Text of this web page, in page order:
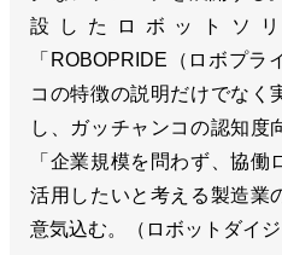
設したロボットソ
「ROBOPRIDE（ロボプ
コの特徴の説明だけでなく
し、ガッチャンコの認知度
「企業規模を問わず、協
活用したいと考える製造業
意気込む。（ロボットダイ